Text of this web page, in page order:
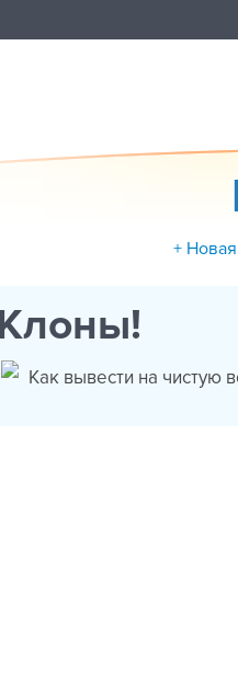
+
Как вывести на чистую